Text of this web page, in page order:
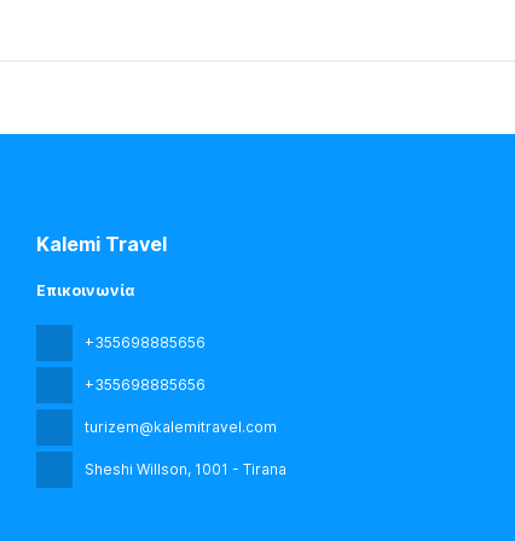
Kalemi Travel
Επικοινωνία
+355698885656
+355698885656
turizem@kalemitravel.com
Sheshi Willson, 1001 - Tirana